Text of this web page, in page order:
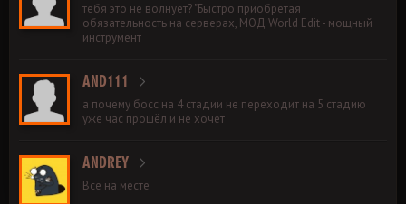
тебя это не волнует? "Быстро приобретая
обязательность на серверах, МОД World Edit - мощный
инструмент
AND111
а почему босс на 4 стадии не переходит на 5 стадию
уже час прошёл и не хочет
ANDREY
Все на месте